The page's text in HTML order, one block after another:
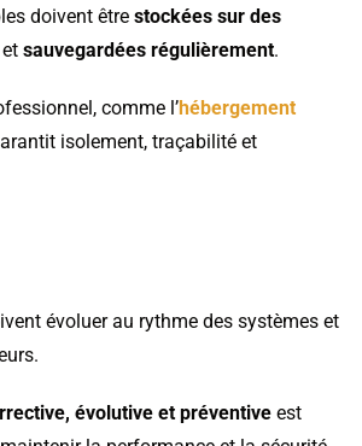
doivent être stockées sur des
et sauvegardées régulièrement.
comme l’hébergement
isolement, traçabilité et
évoluer au rythme des systèmes et
évolutive et préventive est